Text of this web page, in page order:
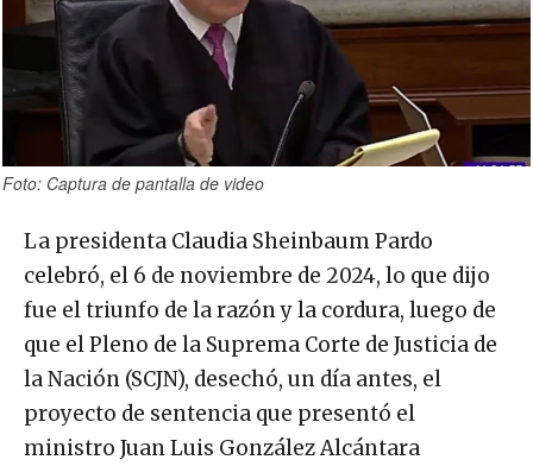
Foto: Captura de pantalla de video
La presidenta Claudia Sheinbaum Pardo
celebró, el 6 de noviembre de 2024, lo que dijo
fue el triunfo de la razón y la cordura, luego de
que el Pleno de la Suprema Corte de Justicia de
la Nación (SCJN), desechó, un día antes, el
proyecto de sentencia que presentó el
ministro Juan Luis González Alcántara